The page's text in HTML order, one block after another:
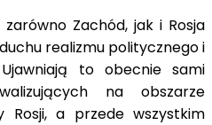
Zachód, jak i Rosja
realizmu politycznego i
to obecnie sami
na obszarze
Rosji, a przede wszystkim